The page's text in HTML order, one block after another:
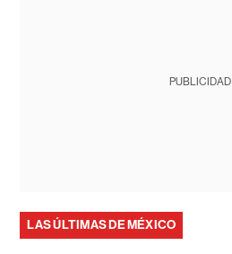
PUBLICIDAD
LAS ÚLTIMAS DE MÉXICO